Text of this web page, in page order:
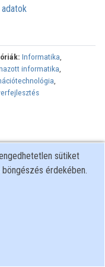
Informatika,
informatika,
,
konferenciáján
sütiket
érdekében.